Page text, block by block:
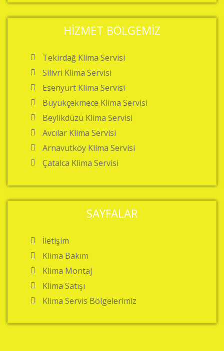
HIZMET BÖLGEMIZ
Tekirdağ Klima Servisi
Silivri Klima Servisi
Esenyurt Klima Servisi
Büyükçekmece Klima Servisi
Beylikdüzü Klima Servisi
Avcılar Klima Servisi
Arnavutköy Klima Servisi
Çatalca Klima Servisi
SAYFALAR
İletişim
Klima Bakım
Klima Montaj
Klima Satışı
Klima Servis Bölgelerimiz